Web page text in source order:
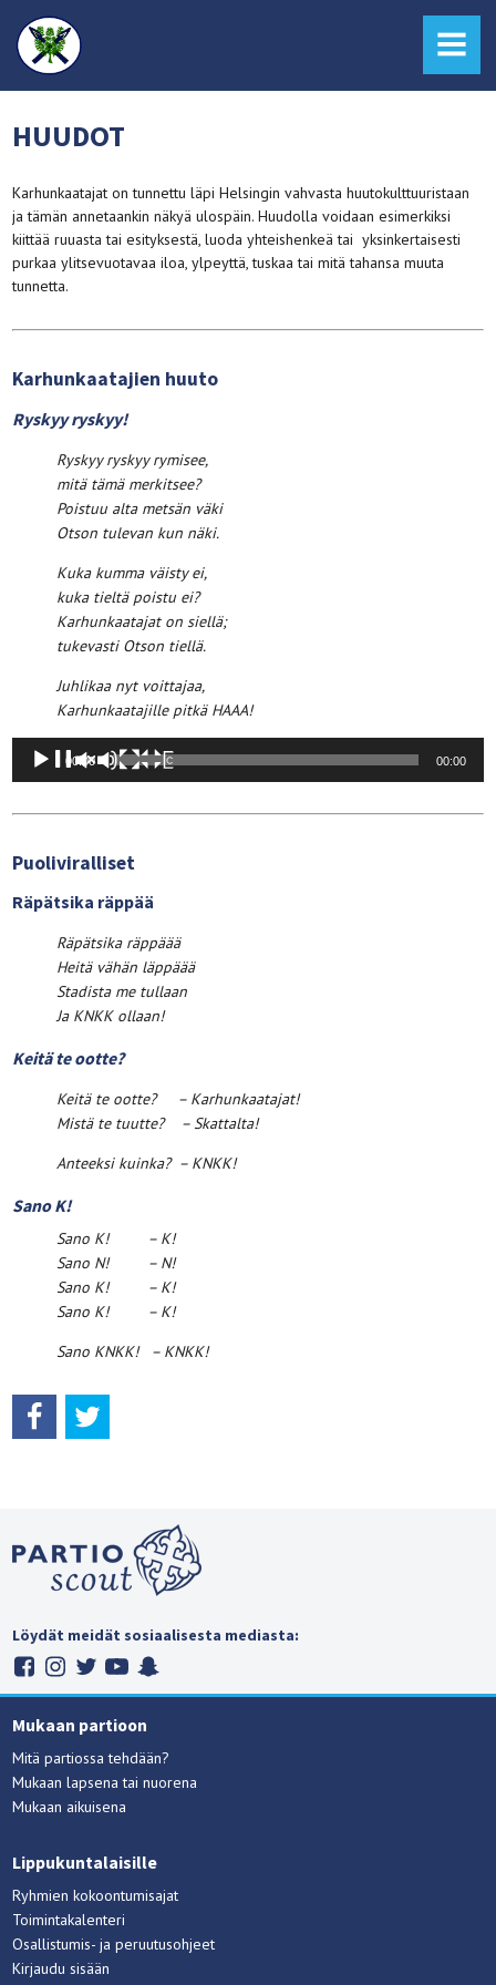
MENU
HUUDOT
Karhunkaatajat on tunnettu läpi Helsingin vahvasta huutokulttuuristaan
ja tämän annetaankin näkyä ulospäin. Huudolla voidaan esimerkiksi
kiittää ruuasta tai esityksestä, luoda yhteishenkeä tai yksinkertaisesti
purkaa ylitsevuotavaa iloa, ylpeyttä, tuskaa tai mitä tahansa muuta
tunnetta.
Karhunkaatajien huuto
Ryskyy ryskyy!
Ryskyy ryskyy rymisee,
mitä tämä merkitsee?
Poistuu alta metsän väki
Otson tulevan kun näki.
Kuka kumma väisty ei,
kuka tieltä poistu ei?
Karhunkaatajat on siellä;
tukevasti Otson tiellä.
Juhlikaa nyt voittajaa,
Karhunkaatajille pitkä HAAA!
Äänitoistin
00:00 00:00
Puoliviralliset
Räpätsika räppää
Räpätsika räppäää
Heitä vähän läppäää
Stadista me tullaan
Ja KNKK ollaan!
Keitä te ootte?
Keitä te ootte?– Karhunkaatajat!
Mistä te tuutte?– Skattalta!
Anteeksi kuinka?– KNKK!
Sano K!
Sano K! – K!
Sano N! – N!
Sano K! – K!
Sano K! – K!
Sano KNKK! – KNKK!
Löydät meidät sosiaalisesta mediasta:
Mukaan partioon
Mitä partiossa tehdään?
Mukaan lapsena tai nuorena
Mukaan aikuisena
Lippukuntalaisille
Ryhmien kokoontumisajat
Toimintakalenteri
Osallistumis- ja peruutusohjeet
Kirjaudu sisään